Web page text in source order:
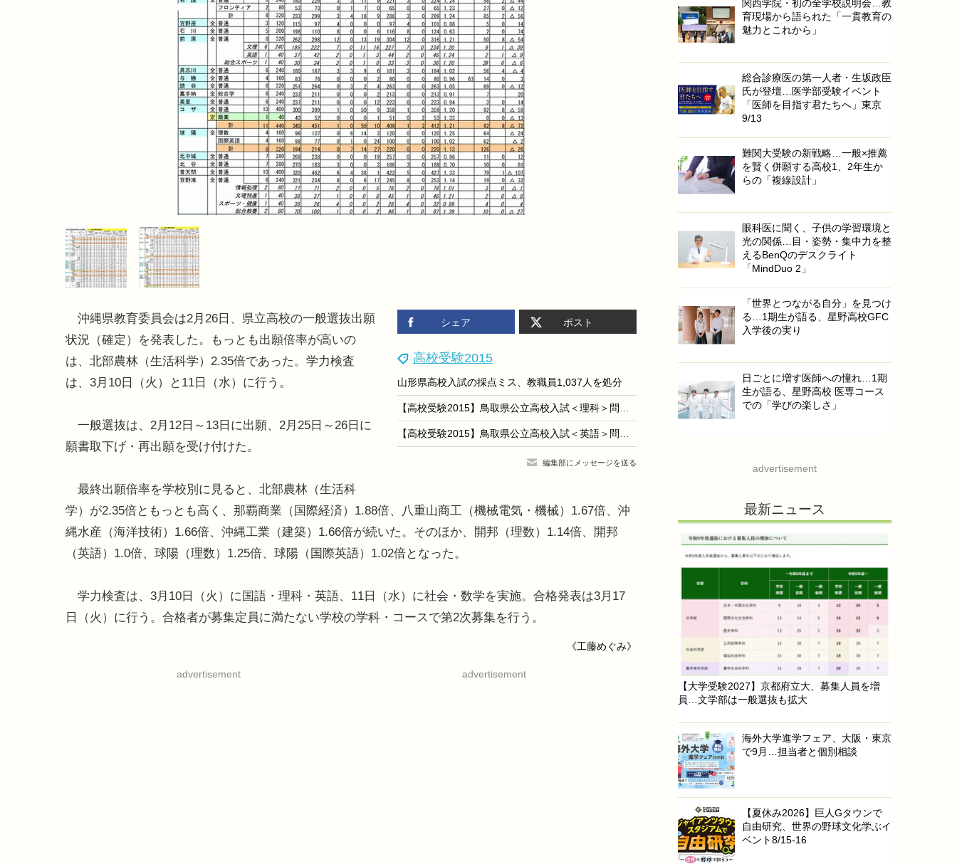
シェア ポスト
高校受験2015
山形県高校入試の採点ミス、教職員1,037人を処分
【高校受験2015】鳥取県公立高校入試＜理科＞問題・正答
【高校受験2015】鳥取県公立高校入試＜英語＞問題・正答
編集部にメッセージを送る
沖縄県教育委員会は2月26日、県立高校の一般選抜出願
状況（確定）を発表した。もっとも出願倍率が高いの
は、北部農林（生活科学）2.35倍であった。学力検査
は、3月10日（火）と11日（水）に行う。
一般選抜は、2月12日～13日に出願、2月25日～26日に
願書取下げ・再出願を受け付けた。
最終出願倍率を学校別に見ると、北部農林（生活科
学）が2.35倍ともっとも高く、那覇商業（国際経済）1.88倍、八重山商工（機械電気・機械）1.67倍、沖
縄水産（海洋技術）1.66倍、沖縄工業（建築）1.66倍が続いた。そのほか、開邦（理数）1.14倍、開邦
（英語）1.0倍、球陽（理数）1.25倍、球陽（国際英語）1.02倍となった。
学力検査は、3月10日（火）に国語・理科・英語、11日（水）に社会・数学を実施。合格発表は3月17
日（火）に行う。合格者が募集定員に満たない学校の学科・コースで第2次募集を行う。
《工藤めぐみ》
advertisement advertisement
関西学院・初の全学校説明会…教
育現場から語られた「一貫教育の
魅力とこれから」
総合診療医の第一人者・生坂政臣
氏が登壇…医学部受験イベント
「医師を目指す君たちへ」東京
9/13
難関大受験の新戦略…一般×推薦
を賢く併願する高校1、2年生か
らの「複線設計」
眼科医に聞く、子供の学習環境と
光の関係…目・姿勢・集中力を整
えるBenQのデスクライト
「MindDuo 2」
「世界とつながる自分」を見つけ
る…1期生が語る、星野高校GFC
入学後の実り
日ごとに増す医師への憧れ…1期
生が語る、星野高校 医専コース
での「学びの楽しさ」
advertisement
最新ニュース
【大学受験2027】京都府立大、募集人員を増
員…文学部は一般選抜も拡大
海外大学進学フェア、大阪・東京
で9月…担当者と個別相談
【夏休み2026】巨人Gタウンで
自由研究、世界の野球文化学ぶイ
ベント8/15-16